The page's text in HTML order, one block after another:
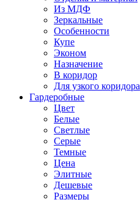
Из МДФ
Зеркальные
Особенности
Купе
Эконом
Назначение
В коридор
Для узкого коридора
Гардеробные
Цвет
Белые
Светлые
Серые
Темные
Цена
Элитные
Дешевые
Размеры